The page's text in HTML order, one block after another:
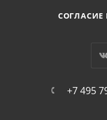
СОГЛАСИЕ
+7 495